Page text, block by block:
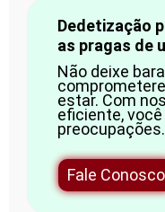
Dedetização
as pragas de
Não deixe
estar. Com
eficiente,
Fale Conosco